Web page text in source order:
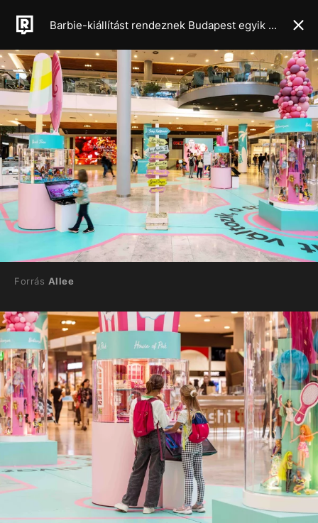
Barbie-kiállítást rendeznek Budapest egyik bevásárlóközpontjában
Forrás Allee